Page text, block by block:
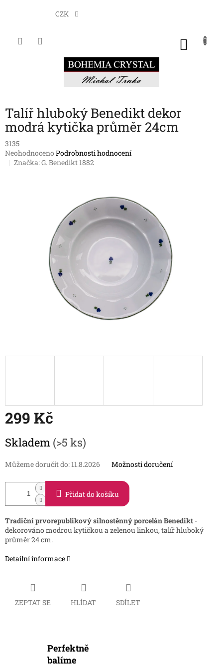
CZK
Talíř hluboký Benedikt dekor
modrá kytička průměr 24cm
3135
Průměrné
hodnocení
Neohodnoceno Podrobnosti hodnocení
Značka:G. Benedikt 1882
299 Kč
cena:
Skladem (>5 ks)
Můžeme doručit do: 11.8.2026 Možnosti doručení
Přidat do košíku
Tradiční prvorepublikový silnostěnný porcelán Benedikt -
dekorováno modrou kytičkou a zelenou linkou, talíř hluboký
průměr 24 cm.
Detailní informace
ZEPTAT SE HLÍDAT SDÍLET
Perfektně
balíme